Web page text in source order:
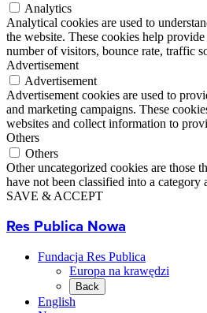
Analytics
Analytical cookies are used to
the website. These cookies help
number of visitors, bounce rate, traffic
Advertisement
Advertisement
Advertisement cookies are used to
and marketing campaigns. These
websites and collect information to
Others
Others
Other uncategorized cookies are those
have not been classified into a category
SAVE & ACCEPT
Res Publica Nowa
Fundacja Res Publica
Europa na krawędzi
Back
English